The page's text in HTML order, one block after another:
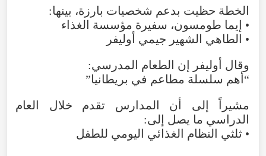
الخطة حظيت بدعم شخصيات بارزة، بينها:
• إيما طومسون، سفيرة مؤسسة الغذاء
• الطاهي الشهير جيمي أوليفر
وقال أوليفر إن الطعام المدرسي:
“أهم سلسلة مطاعم في بريطانيا”
مشيراً إلى أن المدارس تقدم خلال العام
الدراسي ما يصل إلى:
• ثلثي النظام الغذائي اليومي للطفل